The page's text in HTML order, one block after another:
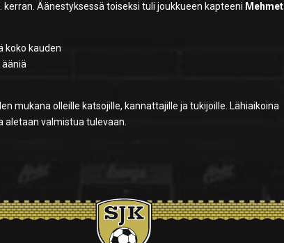
Äänestyksessä toiseksi tuli joukkueen kapteeni Mehmet
koko kauden
ääniä
mukana olleille katsojille, kannattajille ja tukijoille. Lähiaikoina
aletaan valmistua tulevaan.